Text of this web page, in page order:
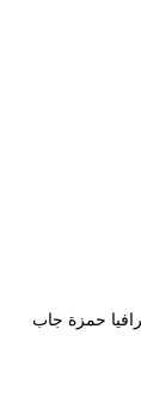
اسم الله، سينوغرافيا حمزة جاب